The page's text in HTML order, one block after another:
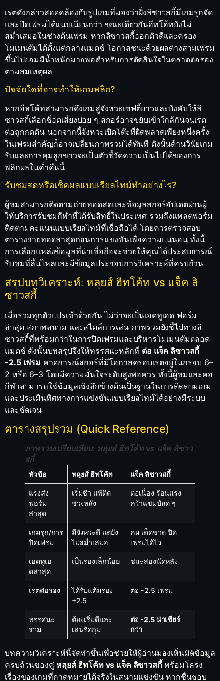
เรตดังกล่าวสอดคล้องกับรูปเกมที่มองว่าฝั่งลิซาวสกี้มีเกมรุกจัด
และปิดเฟรมได้แนบเนียนกว่า ขณะเดียวกันฮีทโค้ทยังไม่
สม่ำเสมอในช่วงต้นเฟรม หากลิซาวสกี้ออกตัวดีและครอง
โมเมนตัมได้ตั้งแต่กลางแมตช์ โอกาสชนะด้วยผลต่างสามเฟรม
ขึ้นไปย่อมมีน้ำหนักมากพอสำหรับการตัดสินใจในตลาดต่อรอง
ตามสมเหตุผล
ปัจจัยใดที่อาจทำให้เกมพลิก?
หากฮีทโค้ทสามารถดึงเกมสู่จังหวะเซฟตี้ยาวและบังคับให้ลิ
ซาวสกี้เลือกช็อตเสี่ยงบ่อย ๆ สกอร์อาจขยับเข้าใกล้กันจนเรต
ต่อถูกกดดัน นอกจากนี้จังหวะเปิดโต๊ะที่ผิดพลาดเพียงหนึ่งครั้ง
ในเฟรมสำคัญก็อาจเปลี่ยนภาพรวมได้ทันที ดังนั้นด้านวินัยเกม
รับและการคุมลูกขาวจะเป็นตัวชี้วัดความเป็นไปได้ของการ
พลิกผลในค่ำคืนนี้
รับชมสดหรือเช็คผลแบบเรียลไทม์ทำอย่างไร?
ผู้ชมสามารถติดตามถ่ายทอดสดและข้อมูลสกอร์อัปเดตผ่านผู้
ให้บริการรับชมกีฬาที่ได้รับสิทธิ์ในประเทศ รวมถึงแพลตฟอร์ม
ติดตามคะแนนแบบเรียลไทม์ที่เชื่อถือได้ โดยควรตรวจสอบ
ตารางถ่ายทอดล่าสุดก่อนการแข่งขันเพื่อความแน่นอน ทั้งนี้
การเลือกแหล่งข้อมูลที่น่าเชื่อถือจะช่วยให้คุณได้ประสบการณ์
รับชมที่ลื่นไหลและมีข้อมูลประกอบการวิเคราะห์ที่ครบถ้วน
สรุปบทวิเคราะห์: หลุยส์ ฮีทโค้ท vs แจ็ค ลิ
ซาวสกี้
เมื่อรวมทุกตัวแปรเข้าด้วยกัน ไม่ว่าจะเป็นเฮดทูเฮด ฟอร์ม
ล่าสุด สภาพสนาม และสไตล์การเล่น ภาพรวมยังชี้ไปทางลิ
ซาวสกี้ที่พร้อมกว่าในการปิดเฟรมและบริหารโมเมนตัมตลอด
แมตช์ ดังนั้นบทสรุปจึงให้ทรรศนะหลักที่ ต่อ แจ็ค ลิซาวสกี้
-2.5 เฟรม คาดการณ์สกอร์ที่มีโอกาสครอบเรตอยู่ในกรอบ 6–
2 หรือ 6–3 โดยมีความมั่นใจระดับสูงพอควร ทั้งนี้ผู้ชมและคอ
กีฬาสามารถใช้ข้อมูลเชิงลึกข้างต้นเป็นฐานในการติดตามเกม
และประเมินทิศทางการแข่งขันแบบเรียลไทม์ได้อย่างมีระบบ
และชัดเจน
ตารางสรุปรวม (Quick Reference)
ภาพรวมเปรียบเทียบ: หลุยส์ ฮีทโค้ท vs แจ็ค ลิซาว
สกี้
หัวข้อ หลุยส์ ฮีทโค้ท แจ็ค ลิซาวสกี้
แรงส่ง
ฟอร์ม
ล่าสุด
เริ่มช้า แพ้ติด
ช่วงหลัง
ต่อเนื่อง ร้อนแรง
คว้าแชมป์สด ๆ
เกมรุก/การ
ปิดเฟรม
มีจังหวะดี แต่ยัง
ไม่สม่ำเสมอ
คม เด็ดขาด ปิด
เฟรมได้ไว
เฮดทูเฮ
ดล่าสุด
เป็นรองเล็กน้อย ชนะสองนัดหลัง
เรตต่อรอง
ได้รับแต้มรอง
+2.5
ต่อ -2.5 เฟรม
ทรรศนะ
รวม
ต้องเริ่มดีและ
เล่นรัดกุม
ต่อ -2.5 น่าเชียร์
กว่า
บทความวิเคราะห์นี้จัดทำขึ้นเพื่อช่วยให้ผู้อ่านมองเห็นมิติข้อมูล
ครบถ้วนของคู่ หลุยส์ ฮีทโค้ท vs แจ็ค ลิซาวสกี้ พร้อมโครง
เรื่องของเกมที่คาดหมายได้จริงในสนามแข่งขัน หากชื่นชอบ